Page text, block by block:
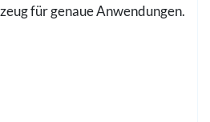
für genaue Anwendungen.